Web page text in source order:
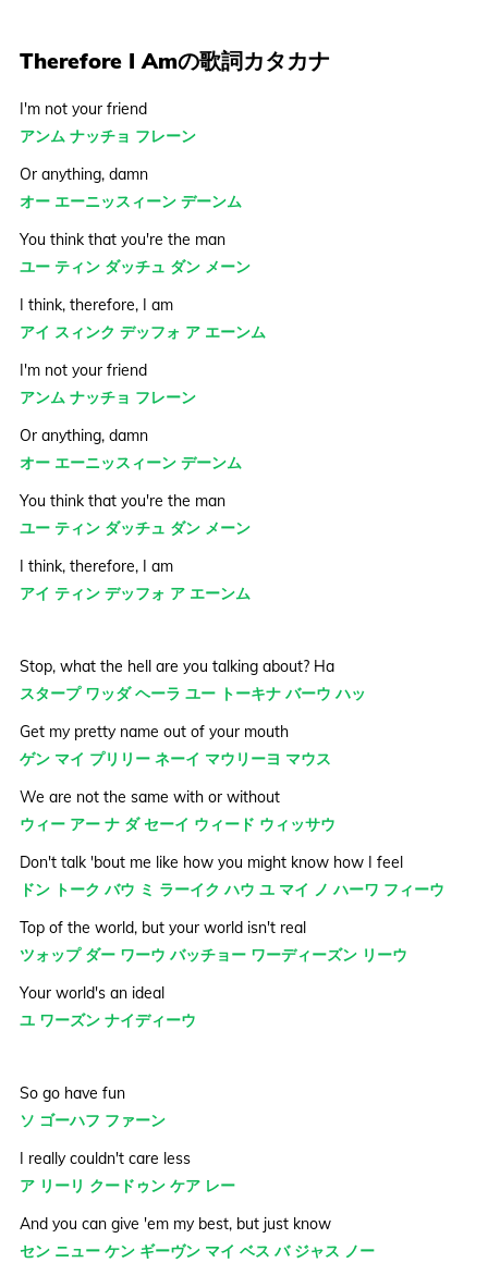
Therefore I Amの歌詞カタカナ
I'm not your friend
アンム ナッチョ フレーン
Or anything, damn
オー エーニッスィーン デーンム
You think that you're the man
ユー ティン ダッチュ ダン メーン
I think, therefore, I am
アイ スィンク デッフォ ア エーンム
I'm not your friend
アンム ナッチョ フレーン
Or anything, damn
オー エーニッスィーン デーンム
You think that you're the man
ユー ティン ダッチュ ダン メーン
I think, therefore, I am
アイ ティン デッフォ ア エーンム
Stop, what the hell are you talking about? Ha
スタープ ワッダ ヘーラ ユー トーキナ バーウ ハッ
Get my pretty name out of your mouth
ゲン マイ プリリー ネーイ マウリーヨ マウス
We are not the same with or without
ウィー アー ナ ダ セーイ ウィード ウィッサウ
Don't talk 'bout me like how you might know how I feel
ドン トーク バウ ミ ラーイク ハウ ユ マイ ノ ハーワ フィーウ
Top of the world, but your world isn't real
ツォップ ダー ワーウ バッチョー ワーディーズン リーウ
Your world's an ideal
ユ ワーズン ナイディーウ
So go have fun
ソ ゴーハフ ファーン
I really couldn't care less
ア リーリ クードゥン ケア レー
And you can give 'em my best, but just know
セン ニュー ケン ギーヴン マイ ベス バ ジャス ノー